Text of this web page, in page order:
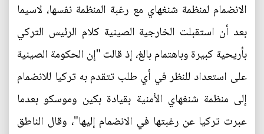
الانضمام لمنظمة شنغهاي مع رغبة المنظمة نفسها، لاسيما
بعد أن استقبلت الخارجية الصينية كلام الرئيس التركي
بأريحية كبيرة وباهتمام بالغ، إذ قالت "إن الحكومة الصينية
على استعداد للنظر في أي طلب تتقدم به تركيا للانضمام
إلى منظمة شنغهاي الأمنية بقيادة بكين وموسكو بعدما
عبرت تركيا عن رغبتها في الانضمام إليها"، وقال الناطق